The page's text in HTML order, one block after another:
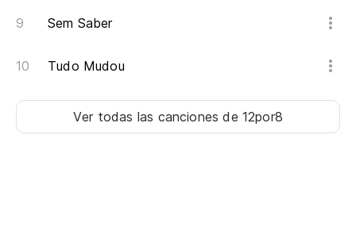
Sem Saber
Tudo Mudou
Ver todas las cancionesde 12por8